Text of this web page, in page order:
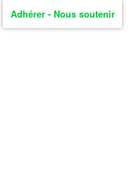
Adhérer - Nous soutenir